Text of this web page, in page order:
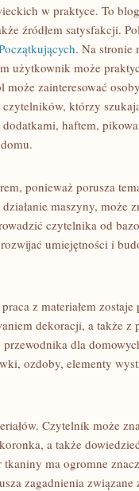
w praktyce. To
źródłem satysfakcji.
. Na stronie
użytkownik może
może zainteresować
którzy
haftem,
ponieważ porusza
maszyny, może
czytelnika od
umiejętności i
z materiałem
dekoracji, a także z
dla
ozdoby, elementy
Czytelnik może
a także
ma ogromne
zagadnienia